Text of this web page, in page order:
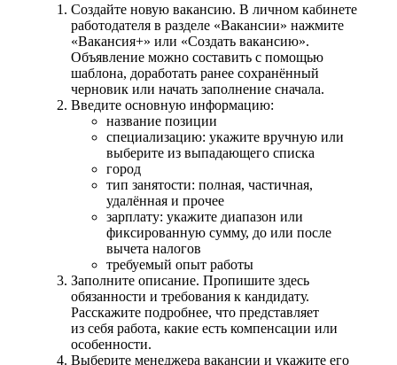
Создайте новую вакансию. В личном кабинете
работодателя в разделе «Вакансии» нажмите
«Вакансия+» или «Создать вакансию».
Объявление можно составить с помощью
шаблона, доработать ранее сохранённый
черновик или начать заполнение сначала.
Введите основную информацию:
название позиции
специализацию: укажите вручную или
выберите из выпадающего списка
город
тип занятости: полная, частичная,
удалённая и прочее
зарплату: укажите диапазон или
фиксированную сумму, до или после
вычета налогов
требуемый опыт работы
Заполните описание. Пропишите здесь
обязанности и требования к кандидату.
Расскажите подробнее, что представляет
из себя работа, какие есть компенсации или
особенности.
Выберите менеджера вакансии и укажите его